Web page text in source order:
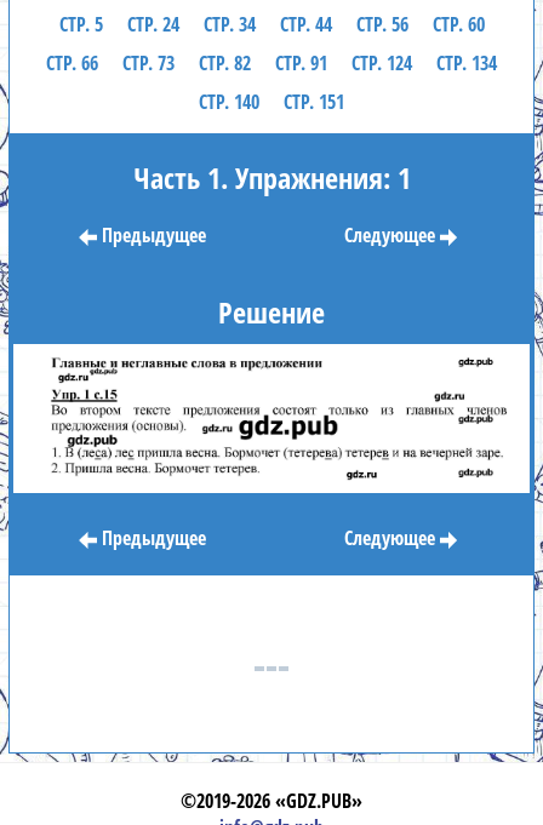
СТР. 5 СТР. 24 СТР. 34 СТР. 44 СТР. 56
СТР. 60
СТР. 66
СТР. 73 СТР. 82 СТР. 91 СТР. 124
СТР. 134
СТР. 140
СТР. 151
Часть 1. Упражнения: 1
Предыдущее Следующее
Решение
Предыдущее Следующее
©2019-2026 «GDZ.PUB»